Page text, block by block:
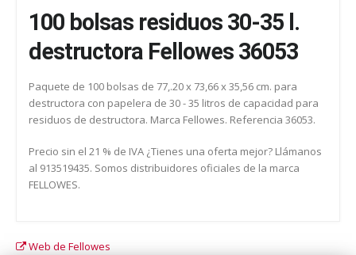
100 bolsas residuos 30-35 l.
destructora Fellowes 36053
Paquete de 100 bolsas de 77,.20 x 73,66 x 35,56 cm. para
destructora con papelera de 30 - 35 litros de capacidad para
residuos de destructora. Marca Fellowes. Referencia 36053.
Precio sin el 21 % de IVA ¿Tienes una oferta mejor? Llámanos
al 913519435. Somos distribuidores oficiales de la marca
FELLOWES.
Web de Fellowes